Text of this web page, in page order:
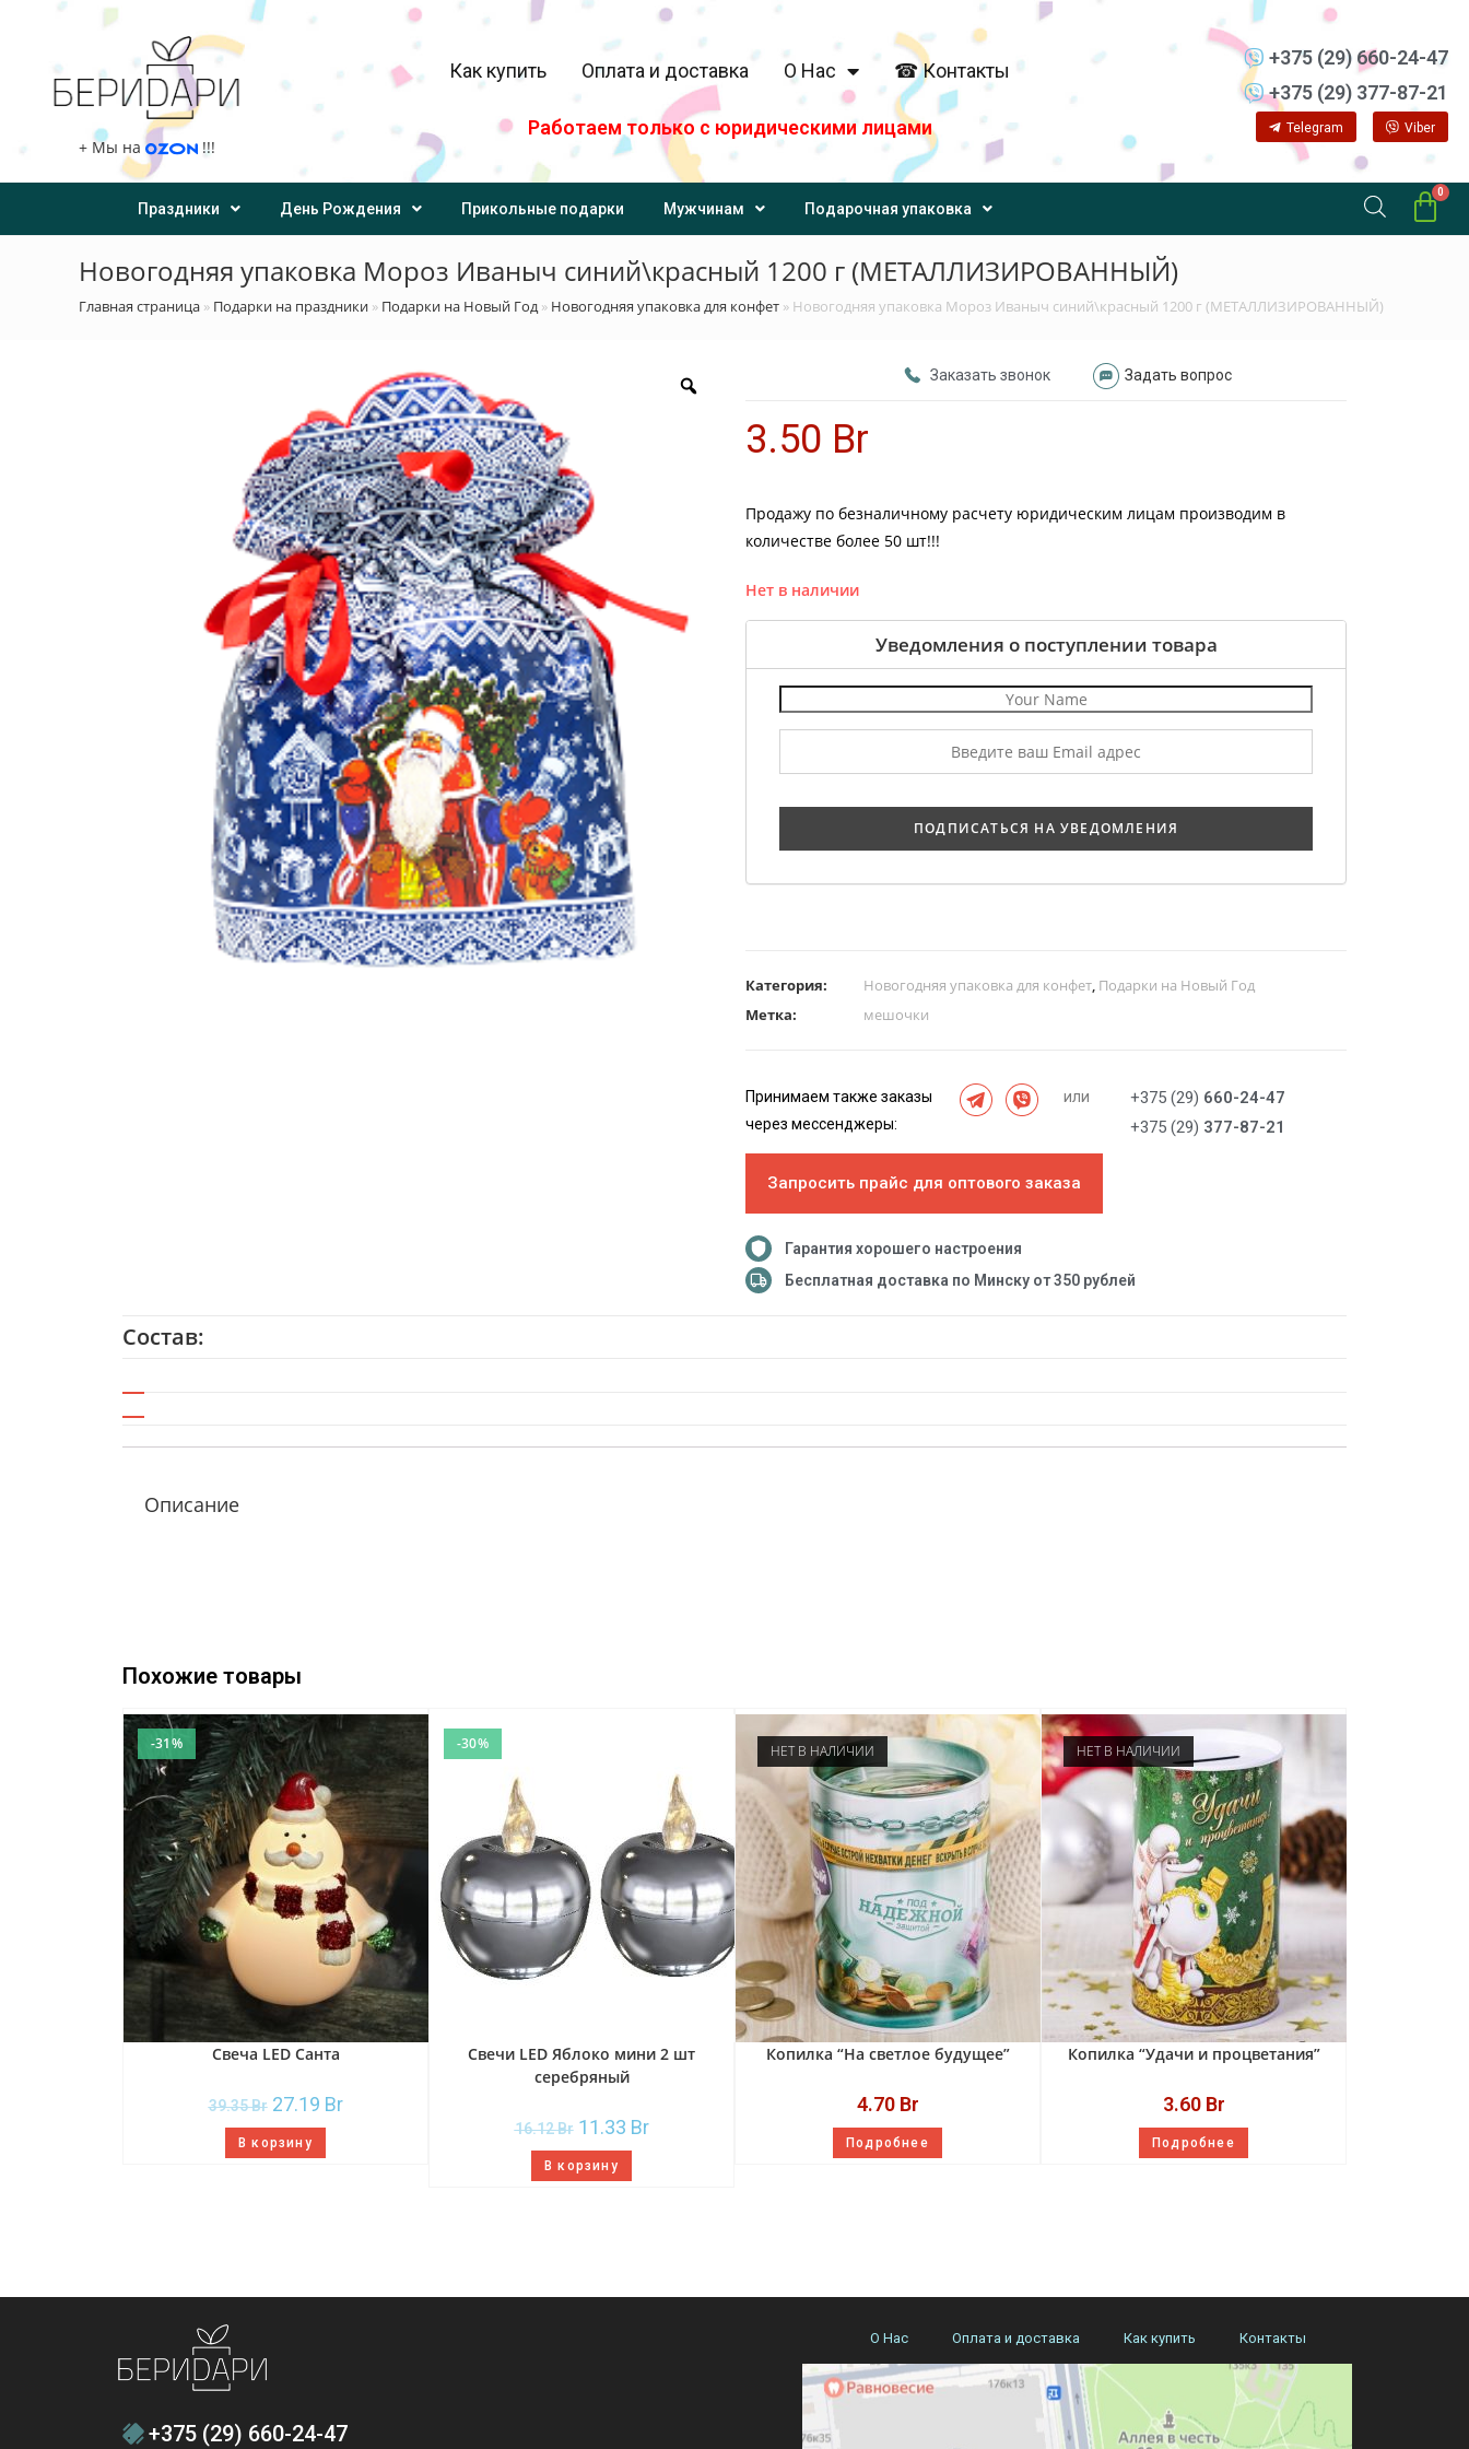
+ Мы на !!!
Как купить Оплата и доставка О Нас ☎ Контакты
Работаем только с юридическими лицами
+375 (29) 660-24-47
+375 (29) 377-87-21
Telegram Viber
Праздники День Рождения Прикольные подарки Мужчинам Подарочная упаковка
Новогодняя упаковка Мороз Иваныч синий\красный 1200 г (МЕТАЛЛИЗИРОВАННЫЙ)
Главная страница » Подарки на праздники » Подарки на Новый Год» Новогодняя упаковка для конфет » Новогодняя упаковка Мороз Иваныч синий\красный 1200 г (МЕТАЛЛИЗИРОВАННЫЙ)
Заказать звонок Задать вопрос
3.50 Br
Продажу по безналичному расчету юридическим лицам производим в
количестве более 50 шт!!!
Нет в наличии
Уведомления о поступлении товара
Категория: Новогодняя упаковка для конфет, Подарки на Новый Год
Метка:
мешочки
Принимаем также заказы
через мессенджеры:
или +375 (29) 660-24-47
+375 (29) 377-87-21
Запросить прайс для оптового заказа
Гарантия хорошего настроения
Бесплатная доставка по Минску от 350 рублей
Состав:
Описание
Похожие товары
-31%
Свеча LED Санта
39.35Br 27.19 Br
В корзину
-30%
Свечи LED Яблоко мини 2 шт
серебряный
16.12Br 11.33 Br
В корзину
НЕТ В НАЛИЧИИ
Копилка “На светлое будущее”
4.70 Br
Подробнее
НЕТ В НАЛИЧИИ
Копилка “Удачи и процветания”
3.60 Br
Подробнее
+375 (29) 660-24-47
О Нас Оплата и доставка Как купить Контакты